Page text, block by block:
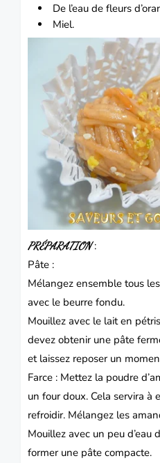
De l’eau de fleurs
Miel.
PRÉPARATION:
Pâte :
Mélangez ensemble tous
avec le beurre fondu.
Mouillez avec le lait en
devez obtenir une pâte
et laissez reposer un
Farce : Mettez la poudre d’
un four doux. Cela servira à
refroidir. Mélangez les
Mouillez avec un peu d’eau
former une pâte compacte.